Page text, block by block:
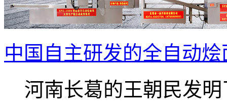
中国自主研发的全自动
河南长葛的王朝民发明